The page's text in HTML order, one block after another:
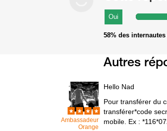
Oui
58% des
Autres
Ambassadeur
Orange
Hello Nad
Pour transférer du
transférer*code
mobile. Ex :